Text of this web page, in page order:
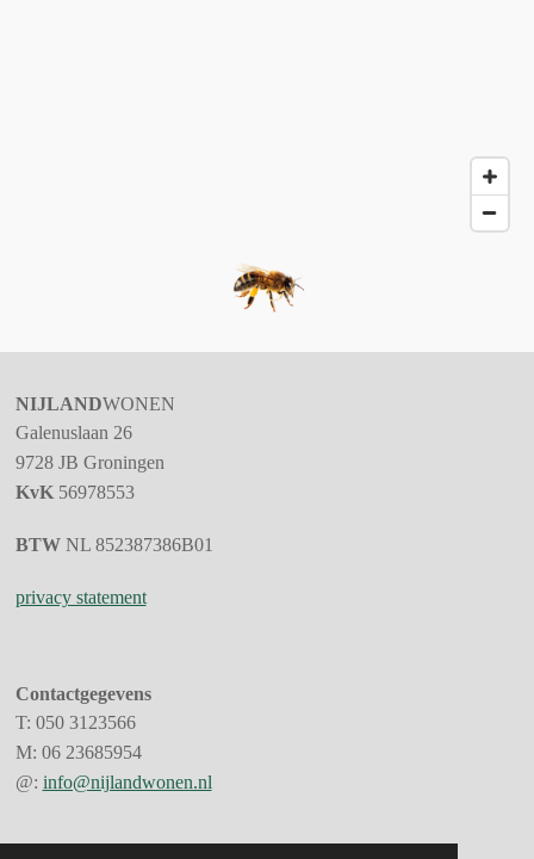
NIJLANDWONEN
Galenuslaan 26
9728 JB Groningen
KvK56978553
BTW NL 852387386B01
privacy statement
Contactgegevens
T: 050 3123566
M: 06 23685954
@: info@nijlandwonen.nl